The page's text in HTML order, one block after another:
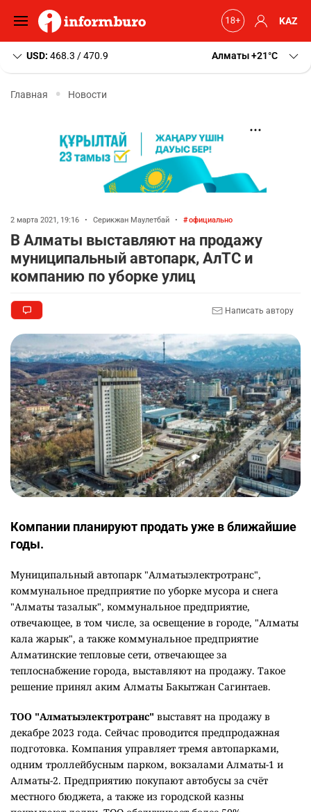
KAZ
USD: 468.3 / 470.9 Алматы+21 C
Главная Новости
2 марта 2021, 19:16 • Серикжан Маулетбай • официально
В Алматы выставляют на продажу
муниципальный автопарк, АлТС и
компанию по уборке улиц
Написать автору
Компании планируют продать уже в ближайшие
годы.
Муниципальный автопарк "Алматыэлектротранс",
коммунальное предприятие по уборке мусора и снега
"Алматы тазалык", коммунальное предприятие,
отвечающее, в том числе, за освещение в городе, "Алматы
кала жарык", а также коммунальное предприятие
Алматинские тепловые сети, отвечающее за
теплоснабжение города, выставляют на продажу. Такое
решение принял аким Алматы Бакытжан Сагинтаев.
ТОО "Алматыэлектротранс" выставят на продажу в
декабре 2023 года. Сейчас проводится предпродажная
подготовка. Компания управляет тремя автопарками,
одним троллейбусным парком, вокзалами Алматы-1 и
Алматы-2. Предприятию покупают автобусы за счёт
местного бюджета, а также из городской казны